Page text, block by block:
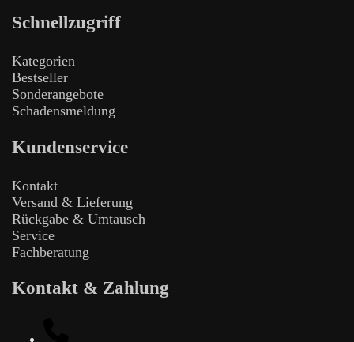
Schnellzugriff
Kategorien
Bestseller
Sonderangebote
Schadensmeldung
Kundenservice
Kontakt
Versand & Lieferung
Rückgabe & Umtausch
Service
Fachberatung
Kontakt & Zahlung